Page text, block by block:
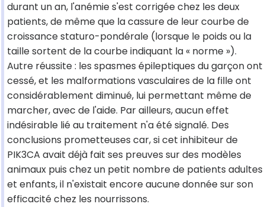
durant un an, l'anémie s'est corrigée chez les deux
patients, de même que la cassure de leur courbe de
croissance staturo-pondérale (lorsque le poids ou la
taille sortent de la courbe indiquant la « norme »).
Autre réussite : les spasmes épileptiques du garçon ont
cessé, et les malformations vasculaires de la fille ont
considérablement diminué, lui permettant même de
marcher, avec de l'aide. Par ailleurs, aucun effet
indésirable lié au traitement n'a été signalé. Des
conclusions prometteuses car, si cet inhibiteur de
PIK3CA avait déjà fait ses preuves sur des modèles
animaux puis chez un petit nombre de patients adultes
et enfants, il n'existait encore aucune donnée sur son
efficacité chez les nourrissons.